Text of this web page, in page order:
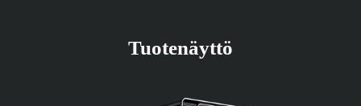
Tuotenäyttö